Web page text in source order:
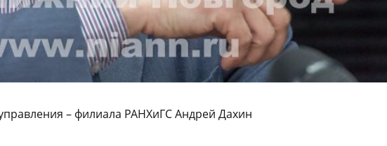
– филиала РАНХиГС Андрей Дахин